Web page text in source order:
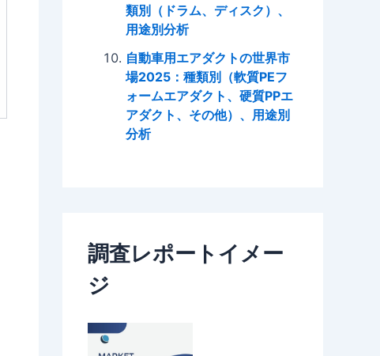
類別（ドラム、ディスク）、
用途別分析
自動車用エアダクトの世界市
場2025：種類別（軟質PEフ
ォームエアダクト、硬質PPエ
アダクト、その他）、用途別
分析
調査レポートイメー
ジ